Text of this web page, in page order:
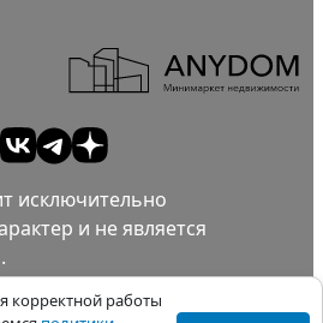
корректной работы
исключительно
и не является